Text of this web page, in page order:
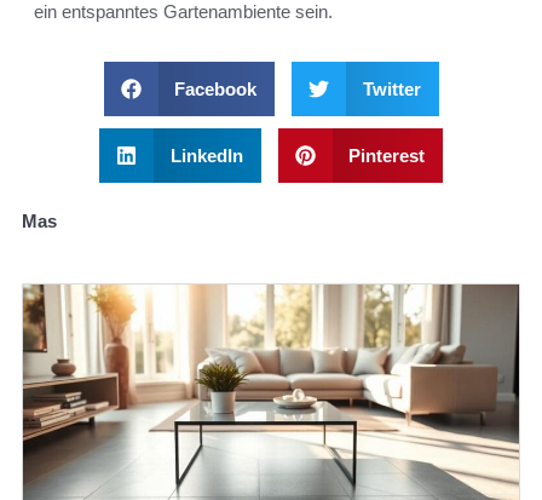
ein entspanntes Gartenambiente sein.
Facebook Twitter
LinkedIn Pinterest
Mas